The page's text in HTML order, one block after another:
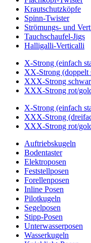
Krautschutzköpfe
Spinn-Twister
Strömungs- und
Tauchschaufel-Jigs
Halligalli-Verticalli
X-Strong (einfach
XX-Strong (doppelt
XXX-Strong
XXX-Strong rot/
X-Strong (einfach
XXX-Strong
XXX-Strong rot/
Auftriebskugeln
Bodentaster
Elektroposen
Feststellposen
Forellenposen
Inline Posen
Pilotkugeln
Segelposen
Stipp-Posen
Unterwasserposen
Wasserkugeln